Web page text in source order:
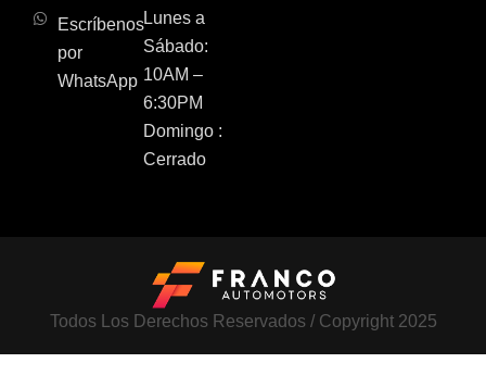
Escríbenos
por
WhatsApp
Lunes a
Sábado:
10AM –
6:30PM
Domingo :
Cerrado
Todos Los Derechos Reservados / Copyright 2025